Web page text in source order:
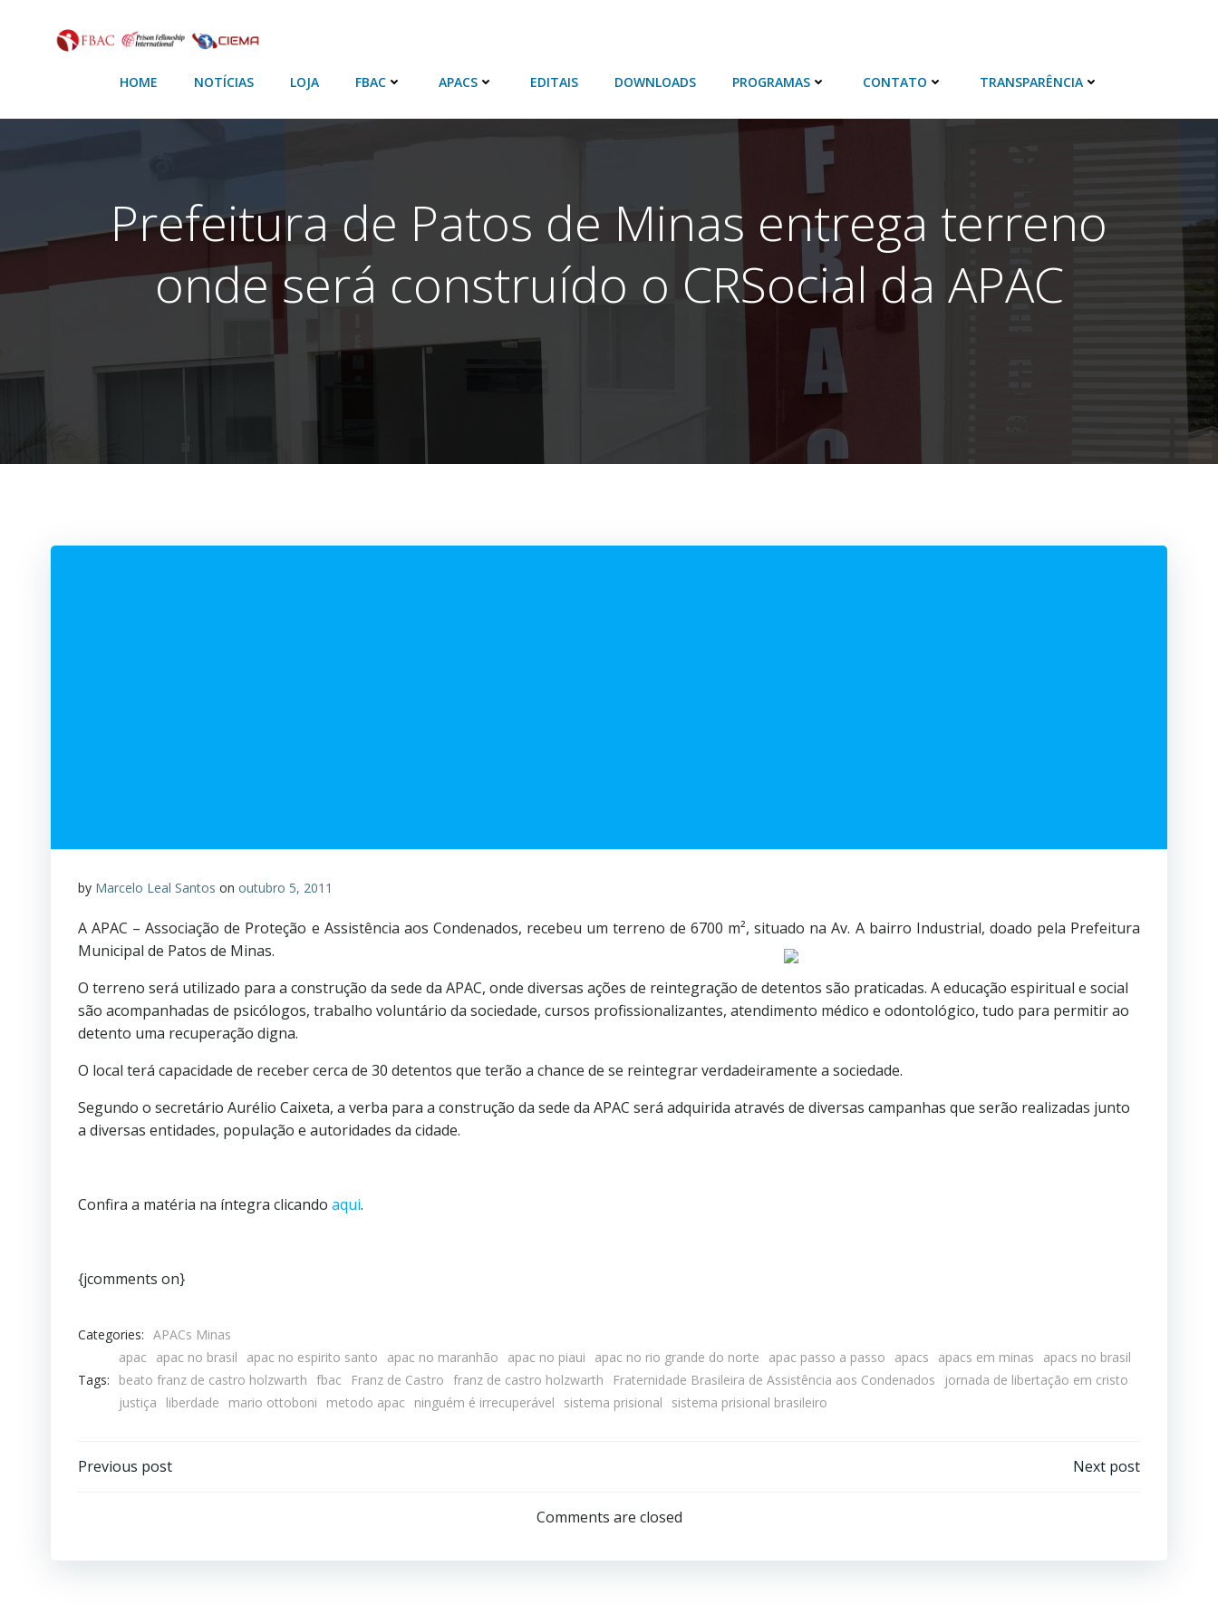
HOME NOTÍCIAS LOJA FBAC APACS EDITAIS DOWNLOADS PROGRAMAS CONTATO TRANSPARÊNCIA
Prefeitura de Patos de Minas entrega terreno
onde será construído o CRSocial da APAC
by Marcelo Leal Santos on outubro 5, 2011
A APAC – Associação de Proteção e Assistência aos Condenados, recebeu um terreno de 6700 m², situado na Av. A bairro Industrial, doado pela Prefeitura
Municipal de Patos de Minas.
O terreno será utilizado para a construção da sede da APAC, onde diversas ações de reintegração de detentos são praticadas. A educação espiritual e social
são acompanhadas de psicólogos, trabalho voluntário da sociedade, cursos profissionalizantes, atendimento médico e odontológico, tudo para permitir ao
detento uma recuperação digna.
O local terá capacidade de receber cerca de 30 detentos que terão a chance de se reintegrar verdadeiramente a sociedade.
Segundo o secretário Aurélio Caixeta, a verba para a construção da sede da APAC será adquirida através de diversas campanhas que serão realizadas junto
a diversas entidades, população e autoridades da cidade.
Confira a matéria na íntegra clicando aqui.
{jcomments on}
Categories: APACs Minas
Tags:
apac apac no brasil apac no espirito santo apac no maranhão apac no piaui apac no rio grande do norte apac passo a passo apacs apacs em minas
apacs no brasil
beato franz de castro holzwarth fbac Franz de Castro franz de castro holzwarth Fraternidade Brasileira de Assistência aos Condenados
jornada de libertação em cristo
justiça
liberdade mario ottoboni metodo apac ninguém é irrecuperável sistema prisional sistema prisional brasileiro
Previous post Next post
Comments are closed